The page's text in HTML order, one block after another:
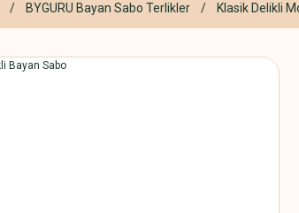
BYGURU Bayan Sabo Terlikler Klasik Delikli